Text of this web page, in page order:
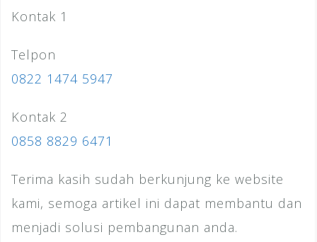
Kontak 1
Telpon
0822 1474 5947
Kontak 2
0858 8829 6471
Terima kasih sudah berkunjung ke website
kami, semoga artikel ini dapat membantu dan
menjadi solusi pembangunan anda.